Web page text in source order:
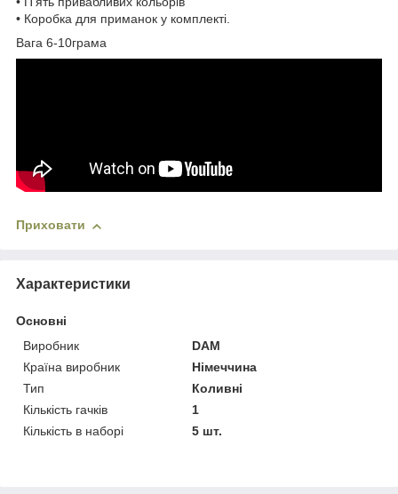
• Коробка для приманок у комплекті.
Вага 6-10грама
Приховати
Характеристики
Основні
Виробник
DAM
Країна виробник
Німеччина
Тип
Коливні
Кількість гачків
1
Кількість в наборі
5 шт.